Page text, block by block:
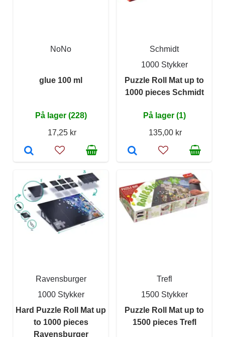
NoNo
glue 100 ml
På lager (228)
17,25 kr
Schmidt
1000 Stykker
Puzzle Roll Mat up to
1000 pieces Schmidt
På lager (1)
135,00 kr
Ravensburger
1000 Stykker
Hard Puzzle Roll Mat up
to 1000 pieces
Ravensburger
Trefl
1500 Stykker
Puzzle Roll Mat up to
1500 pieces Trefl